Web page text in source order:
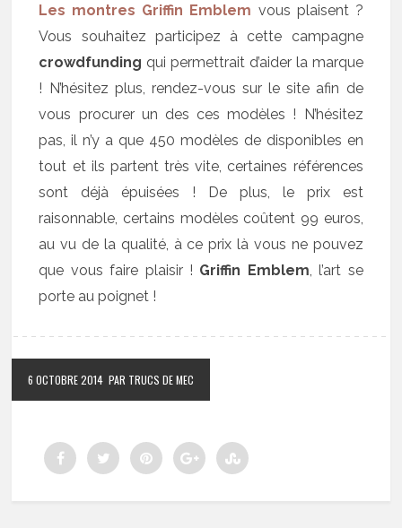
Les montres Griffin Emblem vous plaisent ?
Vous souhaitez participez à cette campagne
crowdfunding qui permettrait d’aider la marque
! N’hésitez plus, rendez-vous sur le site afin de
vous procurer un des ces modèles ! N’hésitez
pas, il n’y a que 450 modèles de disponibles en
tout et ils partent très vite, certaines références
sont déjà épuisées ! De plus, le prix est
raisonnable, certains modèles coûtent 99 euros,
au vu de la qualité, à ce prix là vous ne pouvez
que vous faire plaisir ! Griffin Emblem , l’art se
porte au poignet !
6 OCTOBRE 2014 PAR TRUCS DE MEC